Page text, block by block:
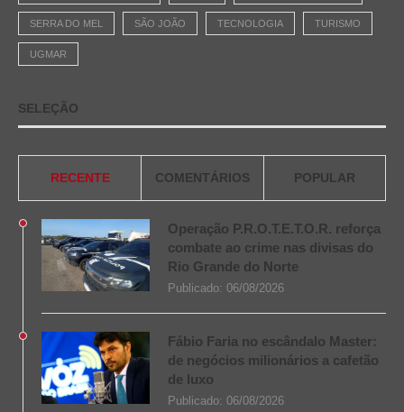
SERRA DO MEL SÃO JOÃO TECNOLOGIA TURISMO
UGMAR
SELEÇÃO
RECENTE COMENTÁRIOS POPULAR
Operação P.R.O.T.E.T.O.R. reforça
combate ao crime nas divisas do
Rio Grande do Norte
Publicado: 06/08/2026
Fábio Faria no escândalo Master:
de negócios milionários a cafetão
de luxo
Publicado: 06/08/2026